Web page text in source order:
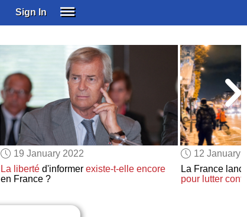
Sign In
SUBSCRIBE
EDUCATIONAL LICENSES
GIFT CARDS
OTHER LANGUAGES
ABOUT US
ALEXA
ADJUST COLORS
19 January 2022
La libertéd'informer existe-t-elle encore
en France ?
12 January
La France
pour lutter